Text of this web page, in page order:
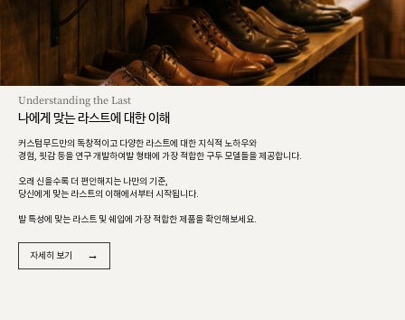
Understanding the Last
나에게 맞는 라스트에 대한 이해
커스텀무드만의 독창적이고 다양한 라스트에 대한 지식적 노하우와
경험, 핏감 등을 연구 개발하여발 형태에 가장 적합한 구두 모델들을 제공합니다.
오래 신을수록 더 편안해지는 나만의 기준,
당신에게 맞는 라스트의 이해에서부터 시작됩니다.
발 특성에 맞는 라스트 및 쉐입에 가장 적합한 제품을 확인해보세요.
자세히 보기 →